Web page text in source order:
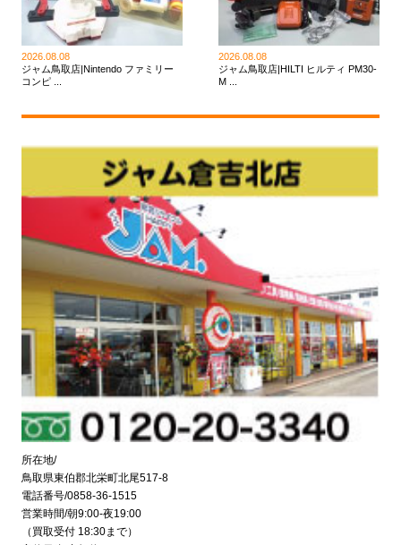
2026.08.08
ジャム鳥取店|Nintendo ファミリー
コンピ ...
2026.08.08
ジャム鳥取店|HILTI ヒルティ PM30-
M ...
所在地/
鳥取県東伯郡北栄町北尾517-8
電話番号/0858-36-1515
営業時間/朝9:00-夜19:00
（買取受付 18:30まで）